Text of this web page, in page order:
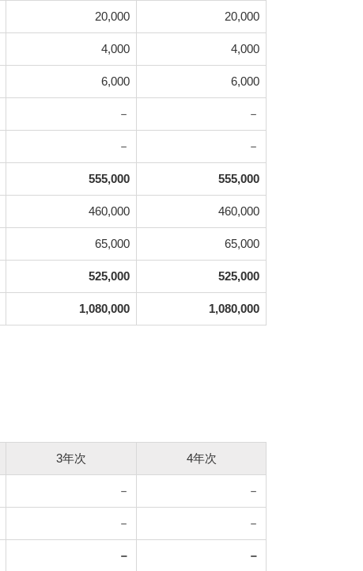
20,000 20,000
4,000 4,000
6,000 6,000
－ －
－ －
555,000 555,000
460,000 460,000
65,000 65,000
525,000 525,000
1,080,000 1,080,000
3年次 4年次
－ －
－ －
－ －